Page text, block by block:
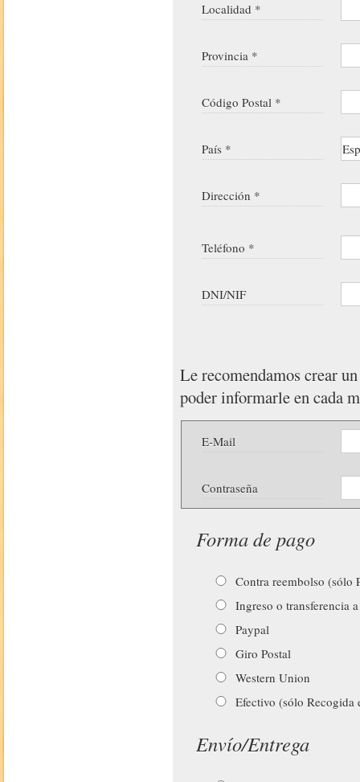
Localidad *
Provincia *
Código Postal *
País *
Dirección *
Teléfono *
DNI/NIF
Le recomendamos crear
poder informarle en cada
E-Mail
Contraseña
Forma de pago
Contra reembolso (sólo
Ingreso o transferencia
Paypal
Giro Postal
Western Union
Efectivo (sólo Recogida
Envío/Entrega